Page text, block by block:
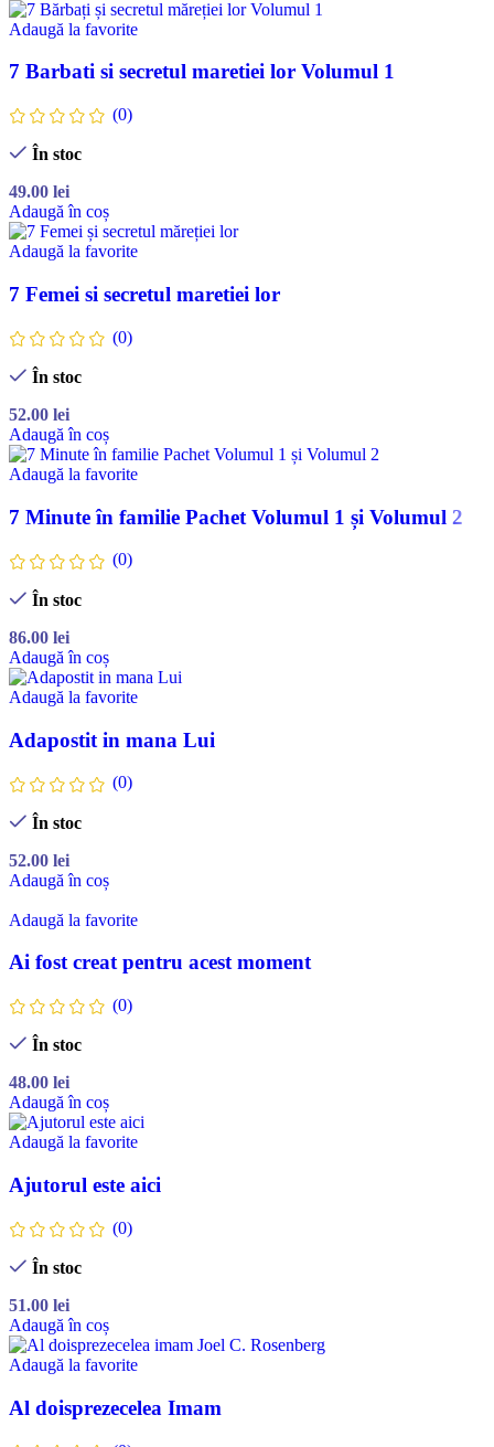
Adaugă la favorite
7 Barbati si secretul maretiei lor Volumul 1
(0)
În stoc
49.00 lei
Adaugă în coș
Adaugă la favorite
7 Femei si secretul maretiei lor
(0)
În stoc
52.00 lei
Adaugă în coș
Adaugă la favorite
7 Minute în familie Pachet Volumul 1 și Volumul 2
(0)
În stoc
86.00 lei
Adaugă în coș
Adaugă la favorite
Adapostit in mana Lui
(0)
În stoc
52.00 lei
Adaugă în coș
Adaugă la favorite
Ai fost creat pentru acest moment
(0)
În stoc
48.00 lei
Adaugă în coș
Adaugă la favorite
Ajutorul este aici
(0)
În stoc
51.00 lei
Adaugă în coș
Adaugă la favorite
Al doisprezecelea Imam